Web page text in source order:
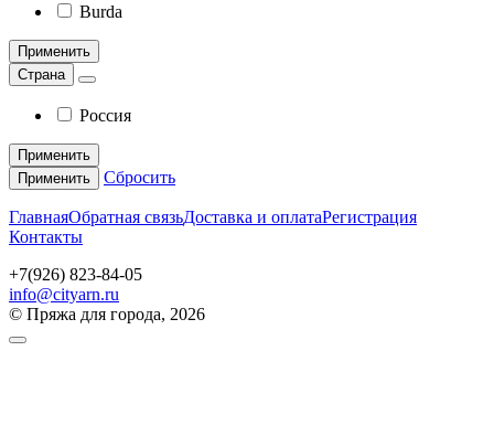
Burda
Применить
Страна
Россия
Применить
Применить
Сбросить
ГлавнаяОбратная связьДоставка и оплатаРегистрация
Контакты
+7(926) 823-84-05
info@cityarn.ru
© Пряжа для города, 2026